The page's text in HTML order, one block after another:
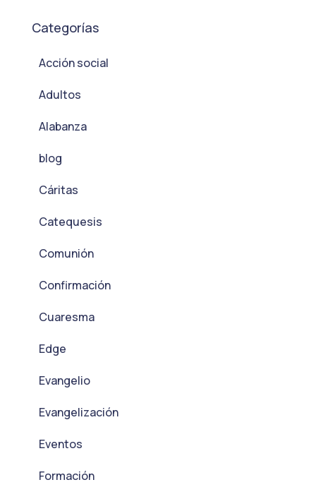
Categorías
Acción social
Adultos
Alabanza
blog
Cáritas
Catequesis
Comunión
Confirmación
Cuaresma
Edge
Evangelio
Evangelización
Eventos
Formación